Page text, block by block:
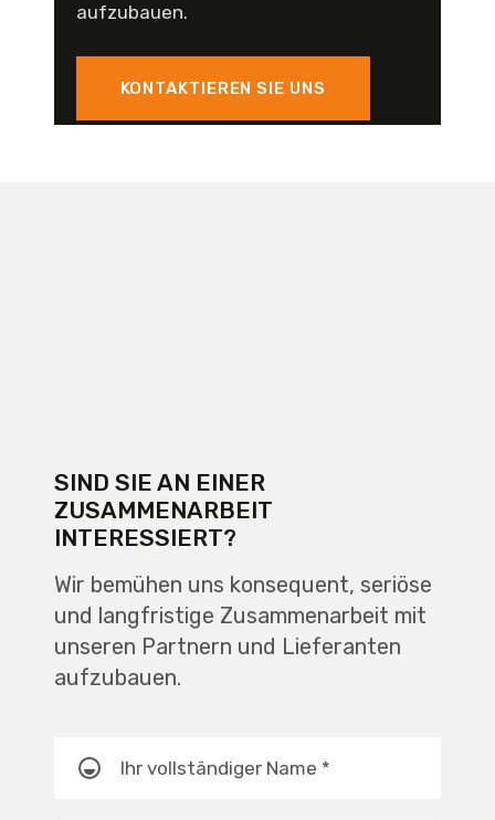
aufzubauen.
KONTAKTIEREN SIE UNS
SIND SIE AN EINER
ZUSAMMENARBEIT
INTERESSIERT?
Wir bemühen uns konsequent, seriöse
und langfristige Zusammenarbeit mit
unseren Partnern und Lieferanten
aufzubauen.
Ihr vollständiger Name *